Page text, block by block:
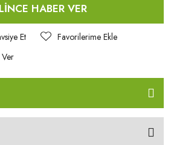
HABER VER
Et